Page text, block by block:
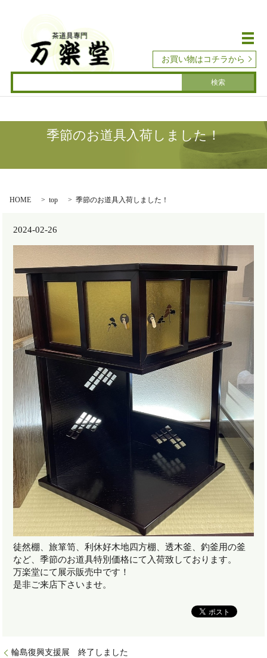
メ
お買い物はコチラから
季節のお道具入荷しました！
HOME top 季節のお道具入荷しました！
2024-02-26
徒然棚、旅箪笥、利休好木地四方棚、透木釜、釣釜用の釜
など、季節のお道具特別価格にて入荷致しております。
万楽堂にて展示販売中です！
是非ご来店下さいませ。
輪島復興支援展 終了しました